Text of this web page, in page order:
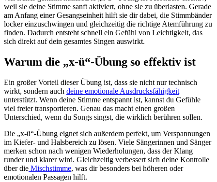
weil sie deine Stimme sanft aktiviert, ohne sie zu überlasten. Gerade
am Anfang einer Gesangseinheit hilft sie dir dabei, die Stimmbänder
locker einzuschwingen und gleichzeitig die richtige Atemführung zu
finden. Dadurch entsteht schnell ein Gefühl von Leichtigkeit, das
sich direkt auf dein gesamtes Singen auswirkt.
Warum die „x-ü“-Übung so effektiv ist
Ein großer Vorteil dieser Übung ist, dass sie nicht nur technisch
wirkt, sondern auch deine emotionale Ausdrucksfähigkeit
unterstützt. Wenn deine Stimme entspannt ist, kannst du Gefühle
viel freier transportieren. Genau das macht einen großen
Unterschied, wenn du Songs singst, die wirklich berühren sollen.
Die „x-ü“-Übung eignet sich außerdem perfekt, um Verspannungen
im Kiefer- und Halsbereich zu lösen. Viele Sängerinnen und Sänger
merken schon nach wenigen Wiederholungen, dass der Klang
runder und klarer wird. Gleichzeitig verbessert sich deine Kontrolle
über die Mischstimme, was dir besonders bei höheren oder
emotionalen Passagen hilft.